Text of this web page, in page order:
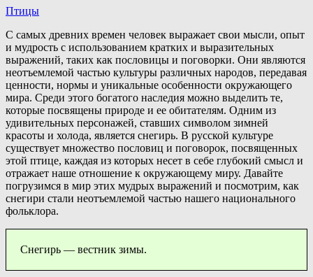
Птицы
С самых древних времен человек выражает свои мысли, опыт
и мудрость с использованием кратких и выразительных
выражений, таких как пословицы и поговорки. Они являются
неотъемлемой частью культуры различных народов, передавая
ценности, нормы и уникальные особенности окружающего
мира. Среди этого богатого наследия можно выделить те,
которые посвящены природе и ее обитателям. Одним из
удивительных персонажей, ставших символом зимней
красоты и холода, является снегирь. В русской культуре
существует множество пословиц и поговорок, посвященных
этой птице, каждая из которых несет в себе глубокий смысл и
отражает наше отношение к окружающему миру. Давайте
погрузимся в мир этих мудрых выражений и посмотрим, как
снегири стали неотъемлемой частью нашего национального
фольклора.
Снегирь — вестник зимы.